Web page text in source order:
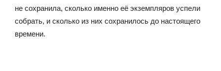
не сохранила, сколько именно её экземпляров успели
собрать, и сколько из них сохранилось до настоящего
времени.